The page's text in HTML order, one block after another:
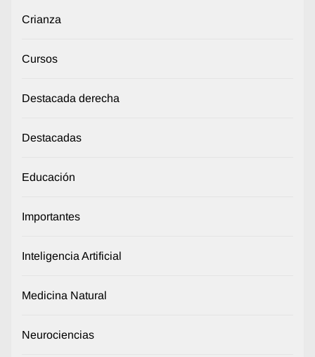
Crianza
Cursos
Destacada derecha
Destacadas
Educación
Importantes
Inteligencia Artificial
Medicina Natural
Neurociencias